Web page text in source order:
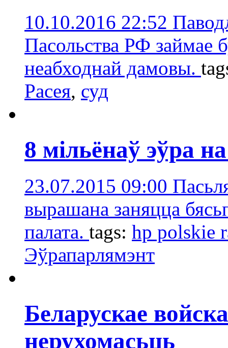
10.10.2016 22:52
Пасольства РФ займае
неабходнай дамовы.
Расея, суд
8 мільёнаў эўра
23.07.2015 09:00
вырашана заняцца
палата. tags: hp polskie
Эўрапарлямэнт
Беларускае
нерухомасьць